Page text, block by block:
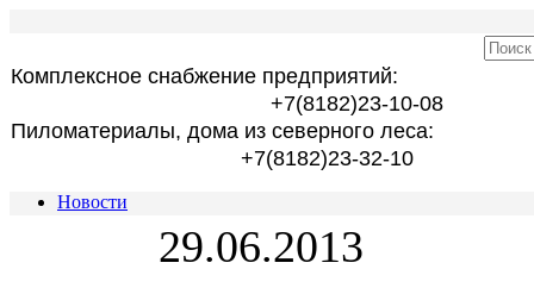
Комплексное снабжение предприятий:
+7(8182)23-10-08
Пиломатериалы, дома из северного леса:
+7(8182)23-32-10
Новости
29.06.2013